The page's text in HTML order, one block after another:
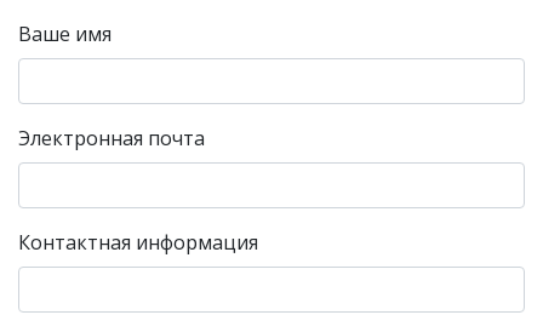
Ваше имя
Электронная почта
Контактная информация